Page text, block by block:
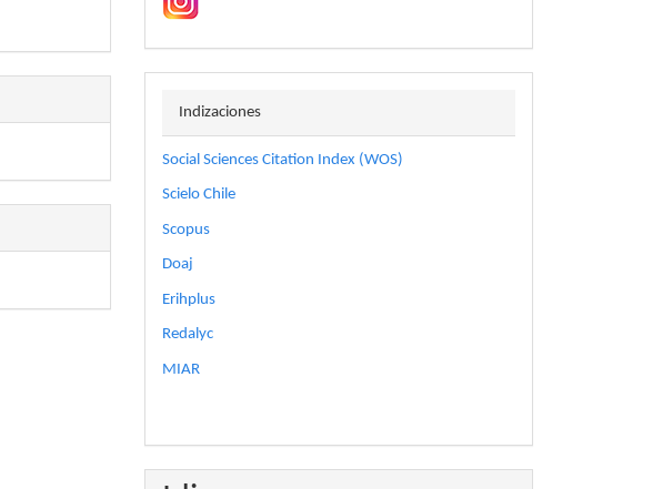
indizaciones
Indizaciones
Social Sciences Citation Index (WOS)
Scielo Chile
Scopus
Doaj
Erihplus
Redalyc
MIAR